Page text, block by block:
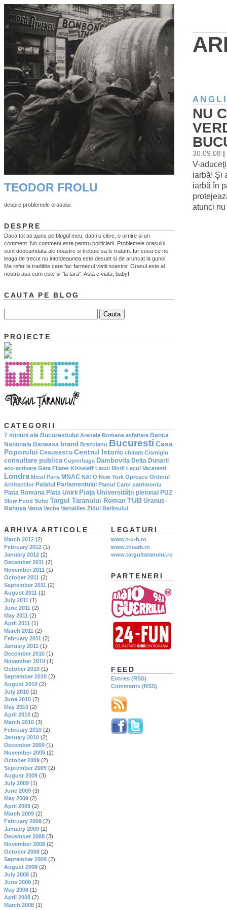
NU
30.09.08
V-
iarbă! Şi
iarbă în
atunci
TEODOR FROLU
despre problemele orasului
DESPRE
Daca tot ati ajuns pe blogul meu, dati-i o citire, o uimire si un
comment. No comment este pentru politicieni. Problemele orasului
sunt deocamdata ale noastre si trebuie sa le tratam. Iar ceea ce ne
leaga de trecut nu intotdeaunea este desuet si de aruncat la gunoi.
Ma refer la traditiile care fac farmecul vietii noastre! Orasul este al
nostru asa cum este si "la tara". Asta e viata, baby!
CAUTA PE BLOG
PROIECTE
CATEGORII
7 minuni ale Bucurestiului Arenele Romane asfaltare Banca
Nationala Baneasa brand Brezoianu Bucuresti Casa
Poporului Ceausescu Centrul Istoric chitara Cismigiu
consultare publica Copenhaga Dambovita Delta Dunarii
eco-activare Gara Filaret Kisseleff Lacul Morii Lacul Vacaresti
Londra Micul Paris MNAC NATO New York Oprescu Ordinul
Arhitectilor Palatul Parlamentului Parcul Carol patrimoniu
Piata Romana Piata Unirii Piaţa Universităţii pietonal PUZ
Slow Food Soho Targul Taranului Roman TUB Uranus-
Rahova Vama Veche Versailles Zidul Berlinului
LEGATURI
www.t-u-b.ro
www.theark.ro
www.targultaranului.ro
PARTENERI
FEED
Entries (RSS)
Comments (RSS)
ARHIVA ARTICOLE
March 2012 (2)
February 2012 (1)
January 2012 (2)
December 2011 (2)
November 2011 (1)
October 2011 (2)
September 2011 (2)
August 2011 (1)
July 2011 (1)
June 2011 (2)
May 2011 (2)
April 2011 (1)
March 2011 (2)
February 2011 (2)
January 2011 (1)
December 2010 (1)
November 2010 (1)
October 2010 (1)
September 2010 (2)
August 2010 (2)
July 2010 (2)
June 2010 (2)
May 2010 (2)
April 2010 (2)
March 2010 (3)
February 2010 (2)
January 2010 (2)
December 2009 (1)
November 2009 (2)
October 2009 (2)
September 2009 (2)
August 2009 (3)
July 2009 (1)
June 2009 (3)
May 2009 (2)
April 2009 (2)
March 2009 (2)
February 2009 (2)
January 2009 (2)
December 2008 (3)
November 2008 (2)
October 2008 (2)
September 2008 (2)
August 2008 (2)
July 2008 (2)
June 2008 (2)
May 2008 (1)
April 2008 (2)
March 2008 (1)